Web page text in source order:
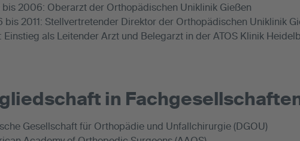
bis 2006: Oberarzt der Orthopädischen Uniklinik Gießen
bis 2011: Stellvertretender Direktor der Orthopädischen Uniklinik
Einstieg als Leitender Arzt und Belegarzt in der ATOS Klinik
in
Gesellschaft für Orthopädie und Unfallchirurgie (DGOU)